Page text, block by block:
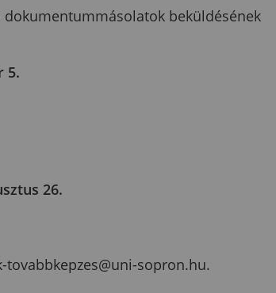
beküldésének
5.
26.
tovabbkepzes@uni-sopron.hu.